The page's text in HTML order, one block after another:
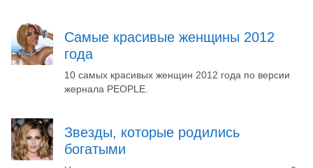
Самые красивые женщины 2012
года
10 самых красивых женщин 2012 года по версии
жернала PEOPLE.
Звезды, которые родились
богатыми